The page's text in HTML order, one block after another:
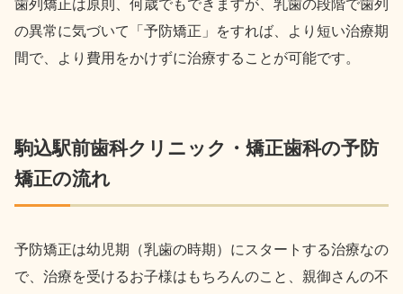
歯列矯正は原則、何歳でもできますが、乳歯の段階で歯列
の異常に気づいて「予防矯正」をすれば、より短い治療期
間で、より費用をかけずに治療することが可能です。
駒込駅前歯科クリニック・矯正歯科の予防
矯正の流れ
予防矯正は幼児期（乳歯の時期）にスタートする治療なの
で、治療を受けるお子様はもちろんのこと、親御さんの不